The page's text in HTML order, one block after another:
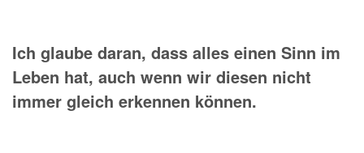
Ich glaube daran, dass alles einen Sinn im
Leben hat, auch wenn wir diesen nicht
immer gleich erkennen können.